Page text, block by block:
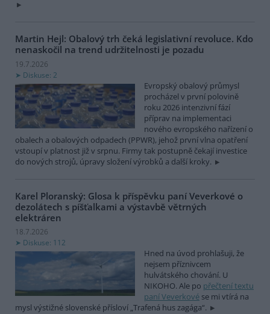
Martin Hejl: Obalový trh čeká legislativní revoluce. Kdo
nenaskočil na trend udržitelnosti je pozadu
19.7.2026
Diskuse: 2
Evropský obalový průmysl
procházel v první polovině
roku 2026 intenzivní fází
příprav na implementaci
nového evropského nařízení o
obalech a obalových odpadech (PPWR), jehož první vlna opatření
vstoupí v platnost již v srpnu. Firmy tak postupně čekají investice
do nových strojů, úpravy složení výrobků a další kroky.
Karel Ploranský: Glosa k příspěvku paní Veverkové o
dezolátech s píšťalkami a výstavbě větrných
elektráren
18.7.2026
Diskuse: 112
Hned na úvod prohlašuji, že
nejsem příznivcem
hulvátského chování. U
NIKOHO. Ale po přečtení textu
paní Veverkové se mi vtírá na
mysl výstižné slovenské přísloví „Trafená hus zagága“.